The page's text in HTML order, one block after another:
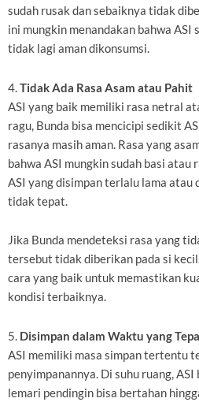
sudah rusak dan sebaiknya tidak
ini mungkin menandakan bahwa
tidak lagi aman dikonsumsi.
4.Tidak Ada Rasa Asam atau Pahit
ASI yang baik memiliki rasa netral
ragu, Bunda bisa mencicipi sedikit
rasanya masih aman. Rasa yang
bahwa ASI mungkin sudah basi atau
ASI yang disimpan terlalu lama atau
tidak tepat.
Jika Bunda mendeteksi rasa yang
tersebut tidak diberikan pada si
cara yang baik untuk memastikan
kondisi terbaiknya.
5. Disimpan dalam Waktu yang
ASI memiliki masa simpan tertentu
penyimpanannya. Di suhu ruang,
lemari pendingin bisa bertahan